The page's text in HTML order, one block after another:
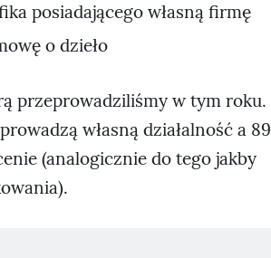
posiadającego własną firmę
o dzieło
przeprowadziliśmy w tym roku.
własną działalność a 89
(analogicznie do tego jakby